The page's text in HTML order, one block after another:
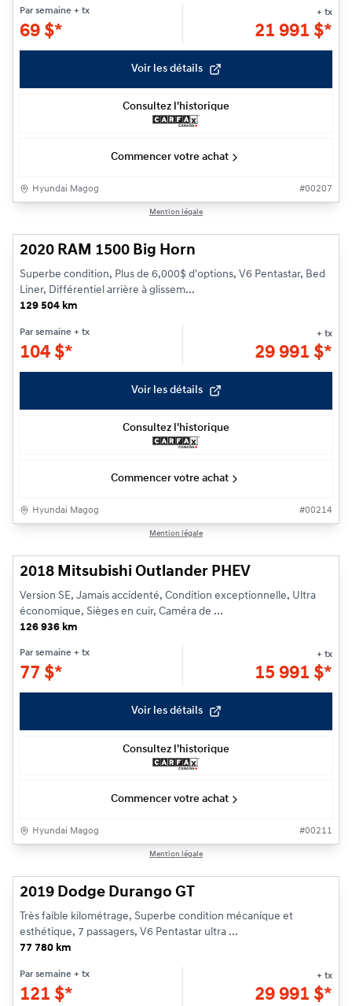
Par semaine + tx
69 $*
+ tx
21 991 $*
Voir les détails
Consultez l'historique
Commencer votre achat
Hyundai Magog #00207
Mention légale
2020 RAM 1500 Big Horn
Superbe condition, Plus de 6,000$ d'options, V6 Pentastar, Bed
Liner, Différentiel arrière à glissem...
129 504 km
Par semaine + tx
104 $*
+ tx
29 991 $*
Voir les détails
Consultez l'historique
Commencer votre achat
Hyundai Magog #00214
Mention légale
2018 Mitsubishi Outlander PHEV
Version SE, Jamais accidenté, Condition exceptionnelle, Ultra
économique, Sièges en cuir, Caméra de ...
126 936 km
Par semaine + tx
77 $*
+ tx
15 991 $*
Voir les détails
Consultez l'historique
Commencer votre achat
Hyundai Magog #00211
Mention légale
2019 Dodge Durango GT
Très faible kilométrage, Superbe condition mécanique et
esthétique, 7 passagers, V6 Pentastar ultra ...
77 780 km
Par semaine + tx
121 $*
+ tx
29 991 $*